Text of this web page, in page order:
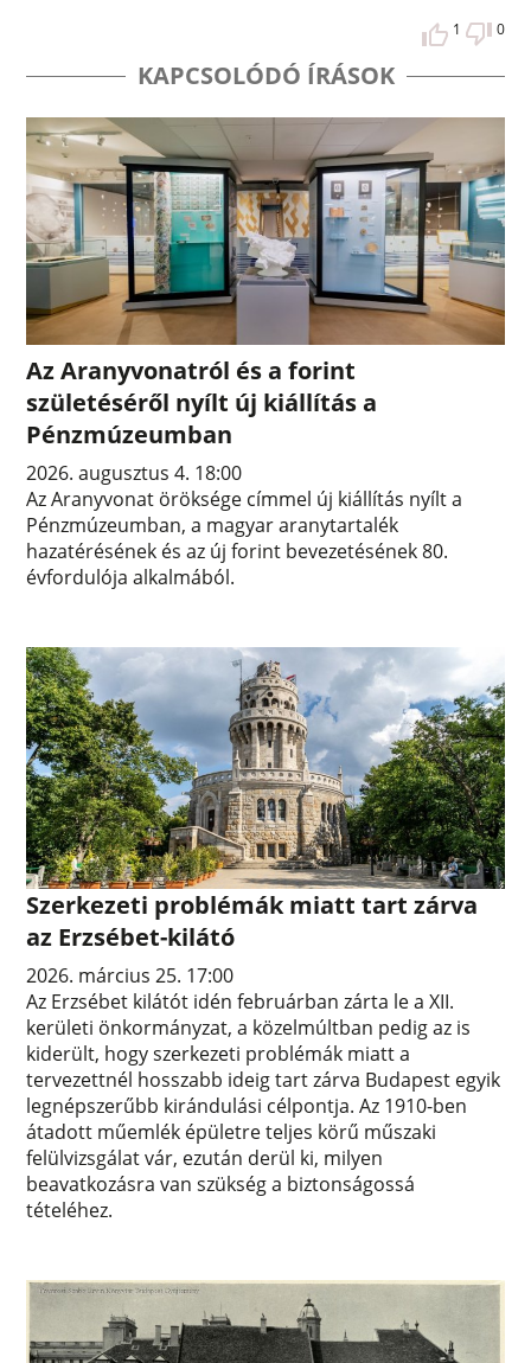
1 0
KAPCSOLÓDÓ ÍRÁSOK
Az Aranyvonatról és a forint
születéséről nyílt új kiállítás a
Pénzmúzeumban
2026. augusztus 4. 18:00
Az Aranyvonat öröksége címmel új kiállítás nyílt a
Pénzmúzeumban, a magyar aranytartalék
hazatérésének és az új forint bevezetésének 80.
évfordulója alkalmából.
Szerkezeti problémák miatt tart zárva
az Erzsébet-kilátó
2026. március 25. 17:00
Az Erzsébet kilátót idén februárban zárta le a XII.
kerületi önkormányzat, a közelmúltban pedig az is
kiderült, hogy szerkezeti problémák miatt a
tervezettnél hosszabb ideig tart zárva Budapest egyik
legnépszerűbb kirándulási célpontja. Az 1910-ben
átadott műemlék épületre teljes körű műszaki
felülvizsgálat vár, ezután derül ki, milyen
beavatkozásra van szükség a biztonságossá
tételéhez.